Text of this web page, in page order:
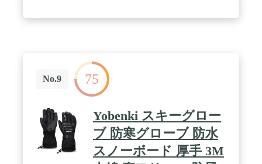
No.9 75
Yobenki スキーグロー
ブ 防寒グローブ 防水
スノーボード 厚手 3M